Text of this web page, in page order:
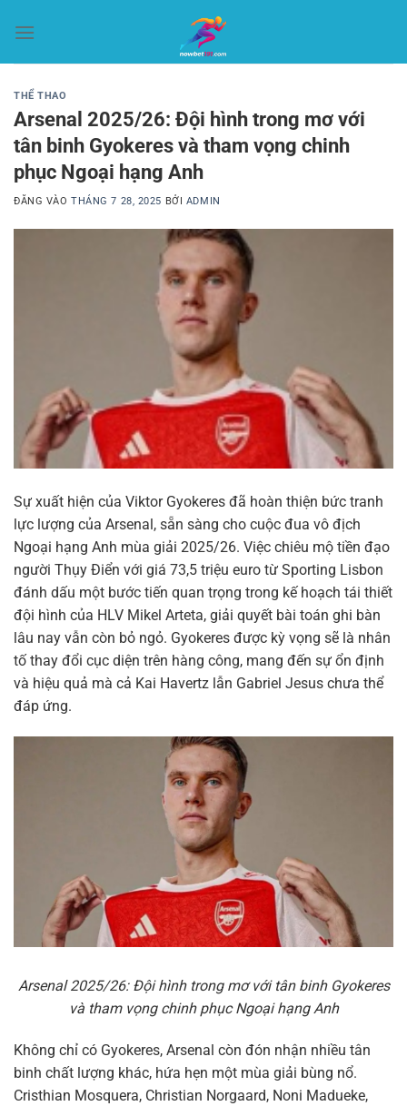
qua
THỂ THAO
Arsenal 2025/26: Đội hình trong mơ với
tân binh Gyokeres và tham vọng chinh
phục Ngoại hạng Anh
ĐĂNG VÀOTHÁNG 7 28, 2025 BỞI ADMIN
Sự xuất hiện của Viktor Gyokeres đã hoàn thiện bức tranh
lực lượng của Arsenal, sẵn sàng cho cuộc đua vô địch
Ngoại hạng Anh mùa giải 2025/26. Việc chiêu mộ tiền đạo
người Thụy Điển với giá 73,5 triệu euro từ Sporting Lisbon
đánh dấu một bước tiến quan trọng trong kế hoạch tái thiết
đội hình của HLV Mikel Arteta, giải quyết bài toán ghi bàn
lâu nay vẫn còn bỏ ngỏ. Gyokeres được kỳ vọng sẽ là nhân
tố thay đổi cục diện trên hàng công, mang đến sự ổn định
và hiệu quả mà cả Kai Havertz lẫn Gabriel Jesus chưa thể
đáp ứng.
Arsenal 2025/26: Đội hình trong mơ với tân binh Gyokeres
và tham vọng chinh phục Ngoại hạng Anh
Không chỉ có Gyokeres, Arsenal còn đón nhận nhiều tân
binh chất lượng khác, hứa hẹn một mùa giải bùng nổ.
Cristhian Mosquera, Christian Norgaard, Noni Madueke,